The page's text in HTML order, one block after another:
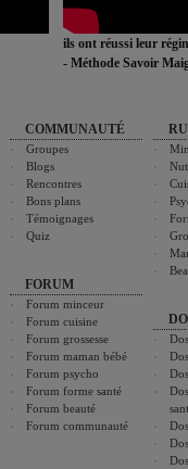
ils ont réussi leur
- Méthode Savoir
COMMUNAUTÉ
Groupes
Blogs
Rencontres
Bons plans
Témoignages
Quiz
FORUM
Forum minceur
Forum cuisine
Forum grossesse
Forum maman bébé
Forum psycho
Forum forme santé
Forum beauté
Forum communauté